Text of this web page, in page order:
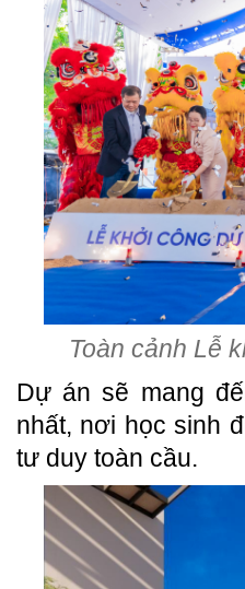
Toàn cảnh Lễ
Dự án sẽ mang
nhất, nơi học sinh
tư duy toàn cầu.